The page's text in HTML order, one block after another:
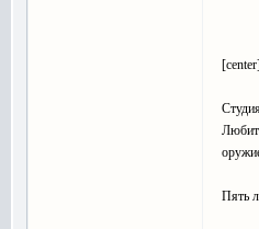
[center]
Пять